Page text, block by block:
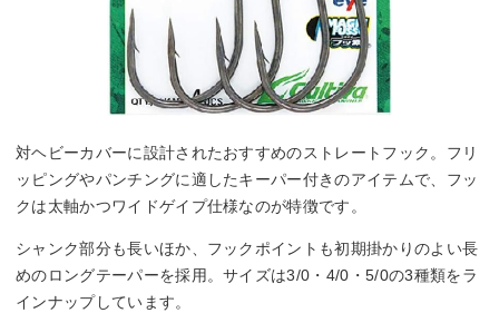
対ヘビーカバーに設計されたおすすめのストレートフック。フリ
ッピングやパンチングに適したキーパー付きのアイテムで、フッ
クは太軸かつワイドゲイプ仕様なのが特徴です。
シャンク部分も長いほか、フックポイントも初期掛かりのよい長
めのロングテーパーを採用。サイズは3/0・4/0・5/0の3種類をラ
インナップしています。